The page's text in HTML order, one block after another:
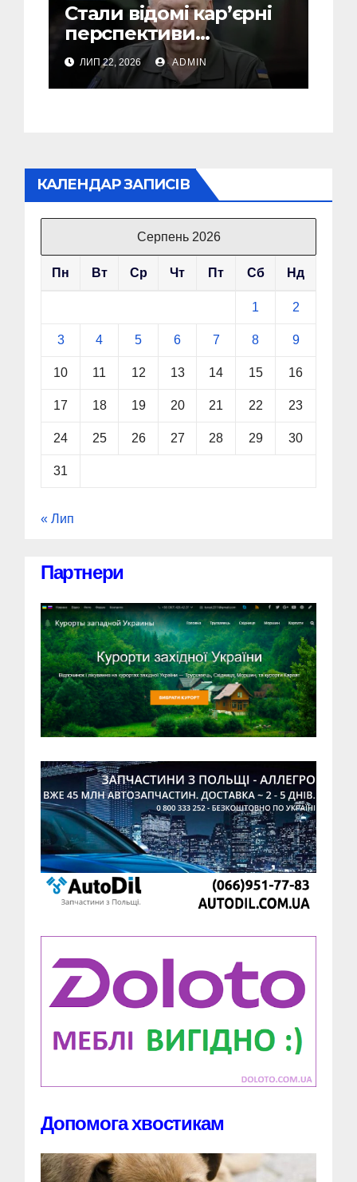
Стали відомі кар’єрні
перспективи
Сирського після
звільнення з посади
Головкому ВСУ
ЛИП 22, 2026 ADMIN
КАЛЕНДАР ЗАПИСІВ
Серпень 2026
Пн Вт Ср Чт Пт Сб Нд
1 2
3 4 5 6 7 8 9
10 11 12 13 14 15 16
17 18 19 20 21 22 23
24 25 26 27 28 29 30
31
« Лип
Партнери
Допомога хвостикам